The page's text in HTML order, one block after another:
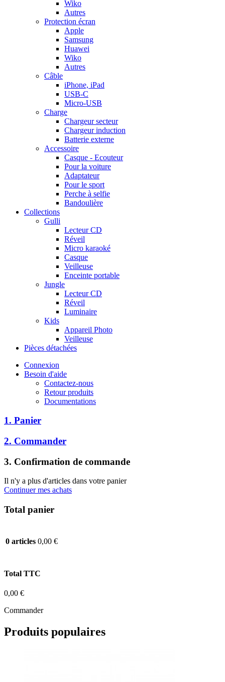
Wiko
Autres
Protection écran
Apple
Samsung
Huawei
Wiko
Autres
Câble
iPhone, iPad
USB-C
Micro-USB
Charge
Chargeur secteur
Chargeur induction
Batterie externe
Accessoire
Casque - Ecouteur
Pour la voiture
Adaptateur
Pour le sport
Perche à selfie
Bandoulière
Collections
Gulli
Lecteur CD
Réveil
Micro karaoké
Casque
Veilleuse
Enceinte portable
Jungle
Lecteur CD
Réveil
Luminaire
Kids
Appareil Photo
Veilleuse
Pièces détachées
Connexion
Besoin d'aide
Contactez-nous
Retour produits
Documentations
1. Panier
2. Commander
3. Confirmation de commande
Il n'y a plus d'articles dans votre panier
Continuer mes achats
Total panier
0 articles 0,00 €
Total TTC
0,00 €
Commander
Produits populaires